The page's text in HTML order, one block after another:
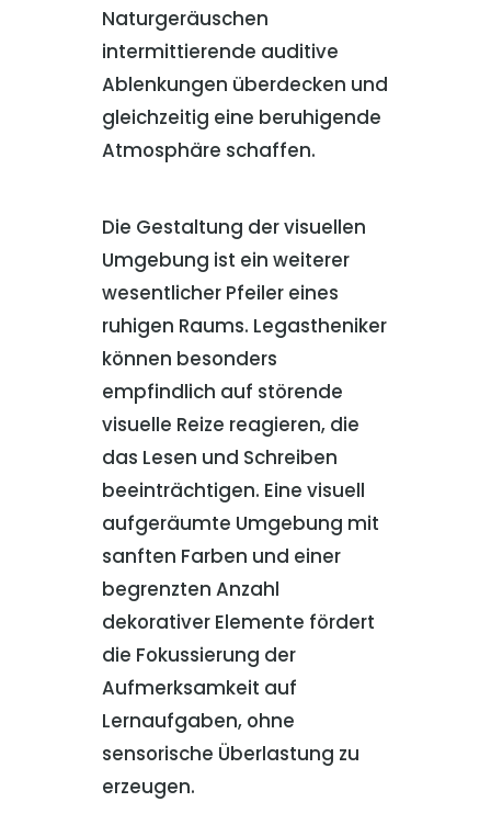
Naturgeräuschen
intermittierende auditive
Ablenkungen überdecken und
gleichzeitig eine beruhigende
Atmosphäre schaffen.
Die Gestaltung der visuellen
Umgebung ist ein weiterer
wesentlicher Pfeiler eines
ruhigen Raums. Legastheniker
können besonders
empfindlich auf störende
visuelle Reize reagieren, die
das Lesen und Schreiben
beeinträchtigen. Eine visuell
aufgeräumte Umgebung mit
sanften Farben und einer
begrenzten Anzahl
dekorativer Elemente fördert
die Fokussierung der
Aufmerksamkeit auf
Lernaufgaben, ohne
sensorische Überlastung zu
erzeugen.